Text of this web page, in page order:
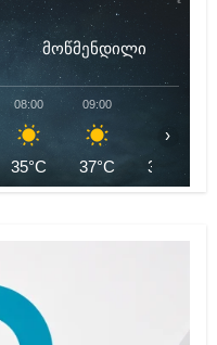
მოწმენდილი
08:00
35°C
09:00
37°C
10:00
38°C
›